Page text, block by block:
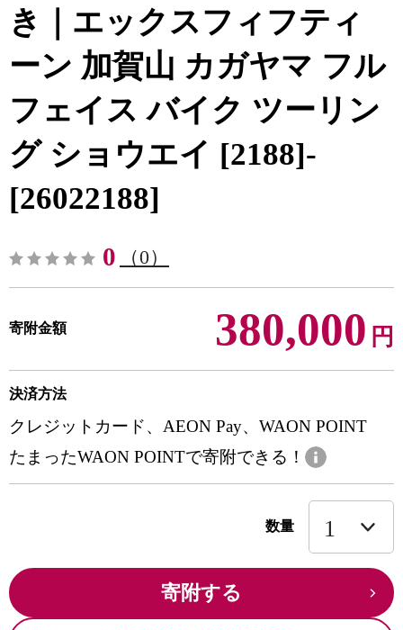
き｜エックスフィフティ
ーン 加賀山 カガヤマ フル
フェイス バイク ツーリン
グ ショウエイ [2188]-
[26022188]
0 （0）
寄附金額 380,000 円
決済方法
クレジットカード、AEON Pay、WAON POINT
たまったWAON POINTで寄附できる！
数量
寄附する